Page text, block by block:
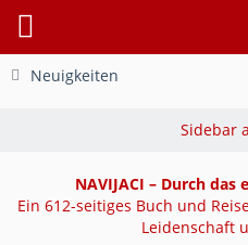
Neuigkeiten
NAVIJACI – Durch das
Ein 612-seitiges Buch und
Leidenschaft